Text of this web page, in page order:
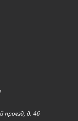
проезд, д. 4б